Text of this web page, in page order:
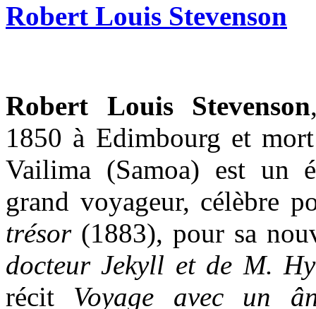
Robert Louis Stevenson
Robert Louis Stevenson
1850 à Edimbourg et
Vailima (Samoa) est un
grand voyageur, célèbre
trésor (1883), pour sa
docteur Jekyll et de M.
récit Voyage avec un